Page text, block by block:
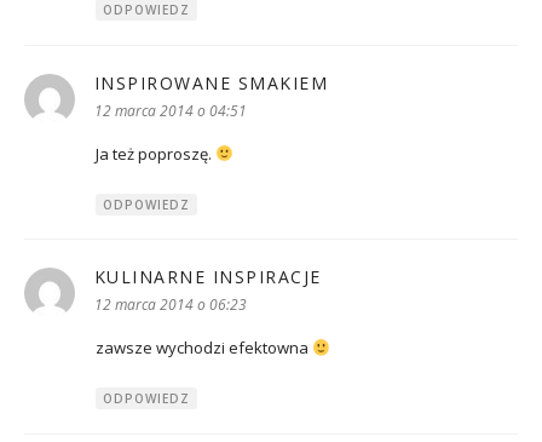
ODPOWIEDZ
INSPIROWANE SMAKIEM
12 marca 2014 o 04:51
Ja też poproszę.
ODPOWIEDZ
KULINARNE INSPIRACJE
12 marca 2014 o 06:23
zawsze wychodzi efektowna
ODPOWIEDZ